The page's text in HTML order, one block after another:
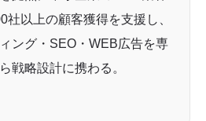
社以上の顧客獲得を支援し、
ング・SEO・WEB広告を専
戦略設計に携わる。